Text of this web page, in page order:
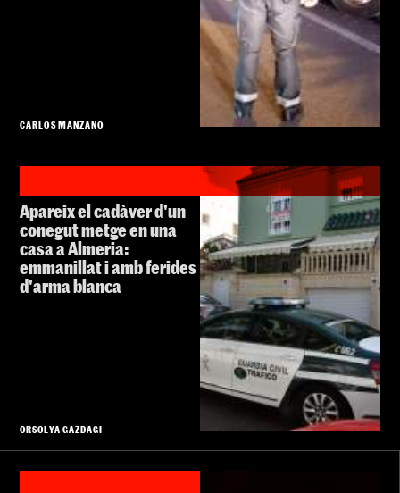
CARLOS MANZANO
Apareix el cadàver d'un
conegut metge en una
casa a Almeria:
emmanillat i amb ferides
d'arma blanca
ORSOLYA GAZDAGI